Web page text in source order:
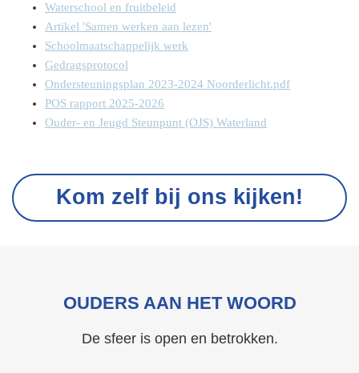
Waterschool en fruitbeleid
Artikel 'Samen werken aan lezen'
Schoolmaatschappelijk werk
Gedragsprotocol
Ondersteuningsplan 2023-2024 Noorderlicht.pdf
POS rapport 2025-2026
Ouder- en Jeugd Steunpunt (OJS) Waterland
Kom zelf bij ons kijken!
OUDERS AAN HET WOORD
De sfeer is open en betrokken.